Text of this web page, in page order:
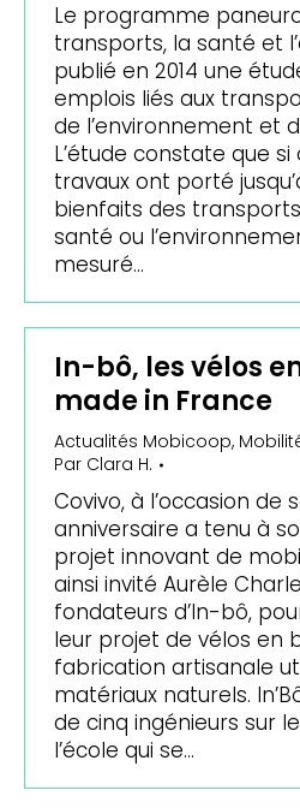
Le programme
transports, la santé et
publié en 2014 une
emplois liés aux
de l’environnement et
L’étude constate que
travaux ont porté
bienfaits des
santé ou
mesuré…
In-bô, les vélos
made in France
Actualités Mobicoop,
Par Clara H.
Covivo, à l’occasion de
anniversaire a tenu à
projet innovant de
ainsi invité Aurèle
fondateurs d’In-bô,
leur projet de vélos en
fabrication artisanale
matériaux naturels.
de cinq ingénieurs sur
l’école qui se…